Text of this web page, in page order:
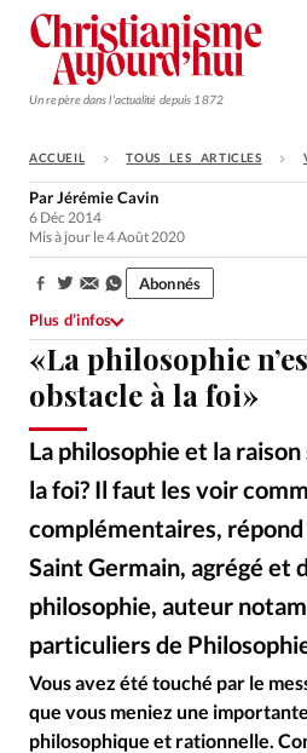
Un repère dans l'actualité depuis 1872
Monde
Opinions
Tous les articles
Faire un don
Emploi
Se connecter
Édition: Internationale
RUBRIQUES
Tous les articles
Actualité
Actualité internationale
Dossier
Eglises Foi
ACCUEIL TOUS LES ARTICLES
«La philosophie
obstacle à la foi»
La philosophie et la raison
la foi? Il faut les voir
complémentaires, répond
Saint Germain, agrégé et
philosophie, auteur
particuliers de
ParJérémie Cavin
6 Déc 2014
Mis à jour le 4 Août 2020
Partager:
Abonnés
Plus d’infos
Vous avez été touché par le
que vous meniez une
philosophique et rationnelle.